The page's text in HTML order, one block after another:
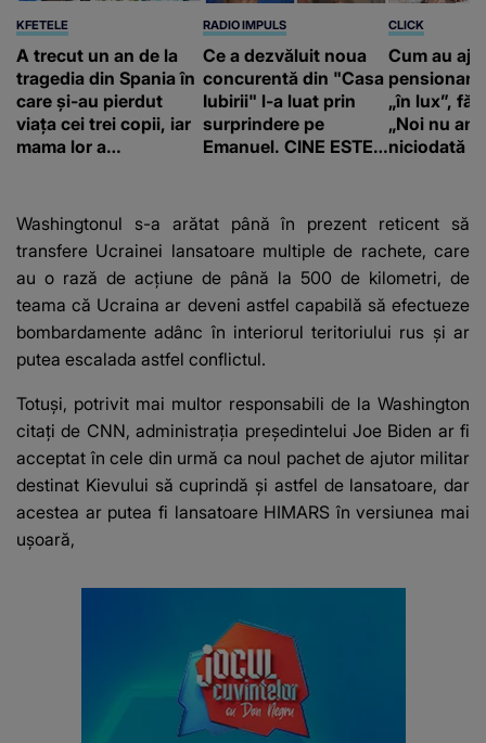
KFETELE
A trecut un an de la
tragedia din Spania în
care și-au pierdut
viața cei trei copii, iar
mama lor a…
RADIO IMPULS
Ce a dezvăluit noua
concurentă din "Casa
Iubirii" l-a luat prin
surprindere pe
Emanuel. CINE ESTE
se în fața faptului
împlinit, A
RECUNOSCUT
IMEDIAT: "Am avut..."
CLICK
Cum au
pensionari
„în lux”,
„Noi nu
niciodată
Washingtonul s-a arătat până în prezent reticent să
transfere Ucrainei lansatoare multiple de rachete, care
au o rază de acţiune de până la 500 de kilometri, de
teama că Ucraina ar deveni astfel capabilă să efectueze
bombardamente adânc în interiorul teritoriului rus şi ar
putea escalada astfel conflictul.
Totuşi, potrivit mai multor responsabili de la Washington
citaţi de CNN, administraţia preşedintelui Joe Biden ar fi
acceptat în cele din urmă ca noul pachet de ajutor militar
destinat Kievului să cuprindă şi astfel de lansatoare, dar
acestea ar putea fi lansatoare HIMARS în versiunea mai
uşoară,